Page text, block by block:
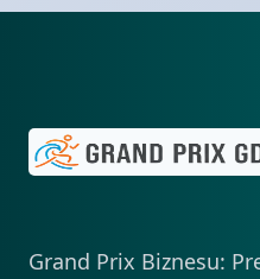
Grand Prix Biznesu: